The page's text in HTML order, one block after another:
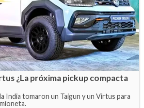
¿La próxima pickup compacta
India tomaron un Taigun y un Virtus para